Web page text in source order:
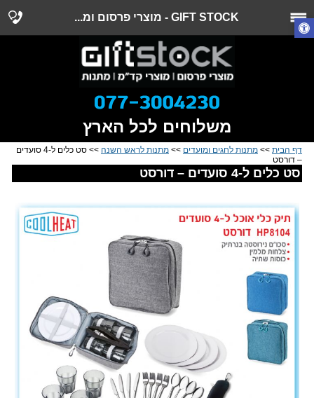
GIFT STOCK - מוצרי פרסום ומ...
משלוחים לכל הארץ
דף הבית >> מתנות לחגים ומועדים >> מתנות לראש השנה
>> סט כלים ל-4 סועדים
– דורסט
סט כלים ל-4 סועדים – דורסט